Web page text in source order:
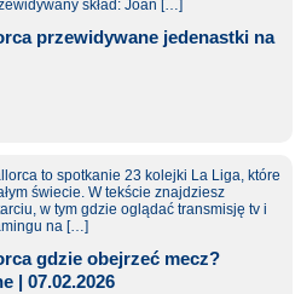
przewidywane jedenastki na
gdzie obejrzeć mecz?
| 07.02.2026